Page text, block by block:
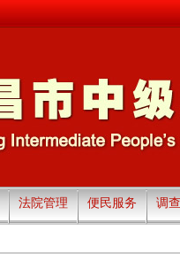
法院管理 便民服务 调